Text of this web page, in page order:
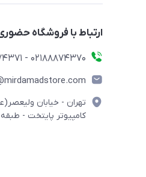
ارتباط با فروشگاه
02188874370 - 02188874371
تهران - خیابان
کامپیوتر پایتخت - طبقه